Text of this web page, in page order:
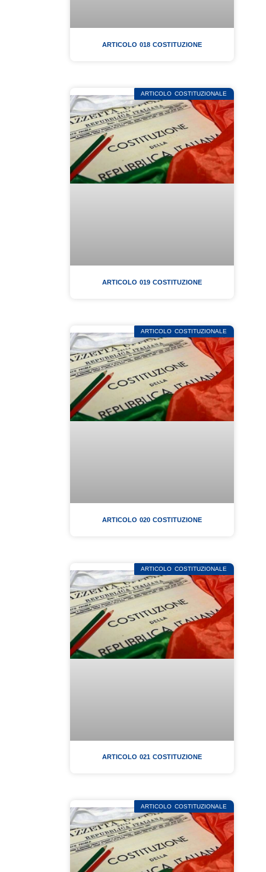
ARTICOLO 018 COSTITUZIONE
ARTICOLO COSTITUZIONALE
ARTICOLO 019 COSTITUZIONE
ARTICOLO COSTITUZIONALE
ARTICOLO 020 COSTITUZIONE
ARTICOLO COSTITUZIONALE
ARTICOLO 021 COSTITUZIONE
ARTICOLO COSTITUZIONALE